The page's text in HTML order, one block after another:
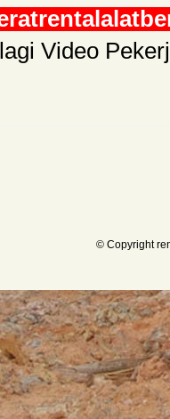
Video
© Copyright